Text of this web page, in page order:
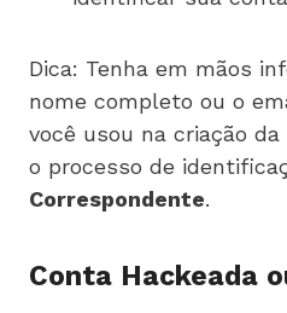
Dica: Tenha em mãos
nome completo ou o
você usou na criação
o processo de
Correspondente.
Conta Hackeada